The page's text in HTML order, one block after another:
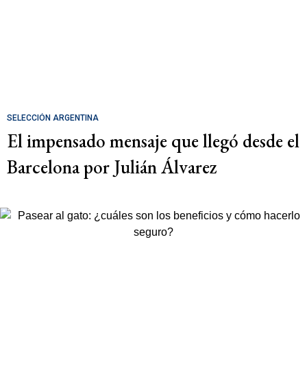
SELECCIÓN ARGENTINA
El impensado mensaje que llegó desde el
Barcelona por Julián Álvarez